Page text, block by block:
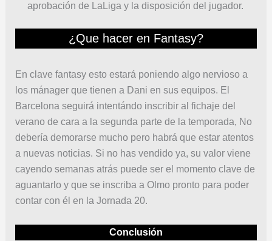
aprobación de LaLiga y la disposición del jugador.
¿Que hacer en Fantasy?
En clave fantasy esto estará poniendo algo nervioso a
los mánager que tienen a Dani en sus equipos. El
Barcelona seguirá intentándo inscribir al fichaje del
verano de cara a la segunda parte de la temporada, No
debería demorarse mucho pero habrá que estar atentos
a nuevas noticias. Si no has vendido ya, su valor viene
cayendo semanas atrás puede ser el momento clave de
aguantarlo y que se inscriba a Olmo pronto para poder
contar con él en la Jornada 20.
Conclusión